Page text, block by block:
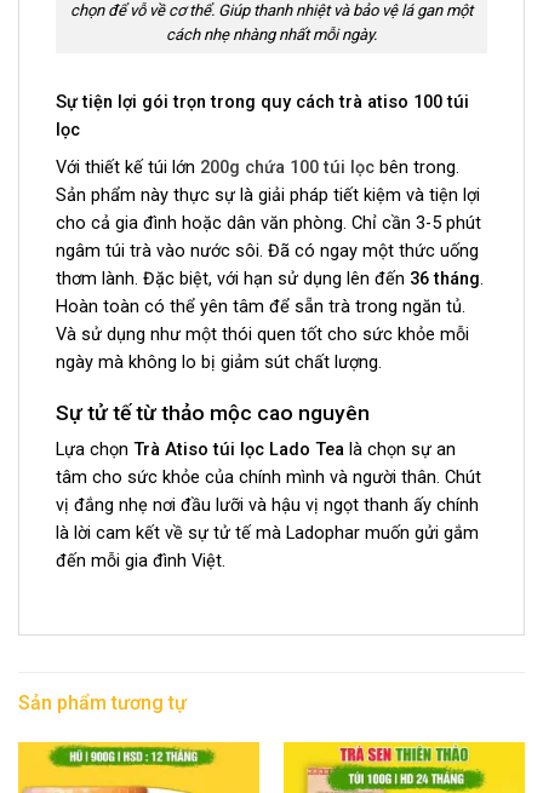
chọn để vỗ về cơ thể. Giúp thanh nhiệt và bảo vệ lá gan một
cách nhẹ nhàng nhất mỗi ngày.
Sự tiện lợi gói trọn trong quy cách trà atiso 100 túi
lọc
Với thiết kế túi lớn 200g chứa 100 túi lọc bên trong.
Sản phẩm này thực sự là giải pháp tiết kiệm và tiện lợi
cho cả gia đình hoặc dân văn phòng. Chỉ cần 3-5 phút
ngâm túi trà vào nước sôi. Đã có ngay một thức uống
thơm lành. Đặc biệt, với hạn sử dụng lên đến 36 tháng.
Hoàn toàn có thể yên tâm để sẵn trà trong ngăn tủ.
Và sử dụng như một thói quen tốt cho sức khỏe mỗi
ngày mà không lo bị giảm sút chất lượng.
Sự tử tế từ thảo mộc cao nguyên
Lựa chọn Trà Atiso túi lọc Lado Tea là chọn sự an
tâm cho sức khỏe của chính mình và người thân. Chút
vị đắng nhẹ nơi đầu lưỡi và hậu vị ngọt thanh ấy chính
là lời cam kết về sự tử tế mà Ladophar muốn gửi gắm
đến mỗi gia đình Việt.
Sản phẩm tương tự